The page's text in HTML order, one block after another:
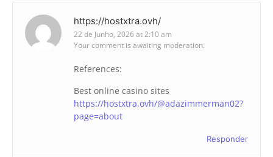
https://hostxtra.ovh/
22 de Junho, 2026 at 2:10 am
Your comment is awaiting moderation.
References:
Best online casino sites
https://hostxtra.ovh/@adazimmerman02?
page=about
Responder